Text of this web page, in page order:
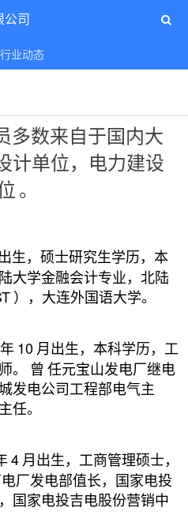
公司
行业动态
多数来自于国内大
计单位，电力建设
。
生，硕士研究生学历，本
大学金融会计专业，北陆
），大连外国语大学。
年10 月出生，本科学历，工
。
曾 任元宝山发电厂继电
发电公司工程部电气主
任。
4 月出生，工商管理硕士，
厂发电部值长，国家电投
国家电投吉电股份营销中